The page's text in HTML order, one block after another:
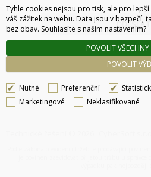
ODESLAT
Tyhle cookies nejsou pro tisk, ale pro
váš zážitek na webu. Data jsou v bezpečí,
bez obav. Souhlasíte s naším nastavením?
POVOLIT
POVOLIT
Nutné Preferenční
Marketingové
Neklasifikované